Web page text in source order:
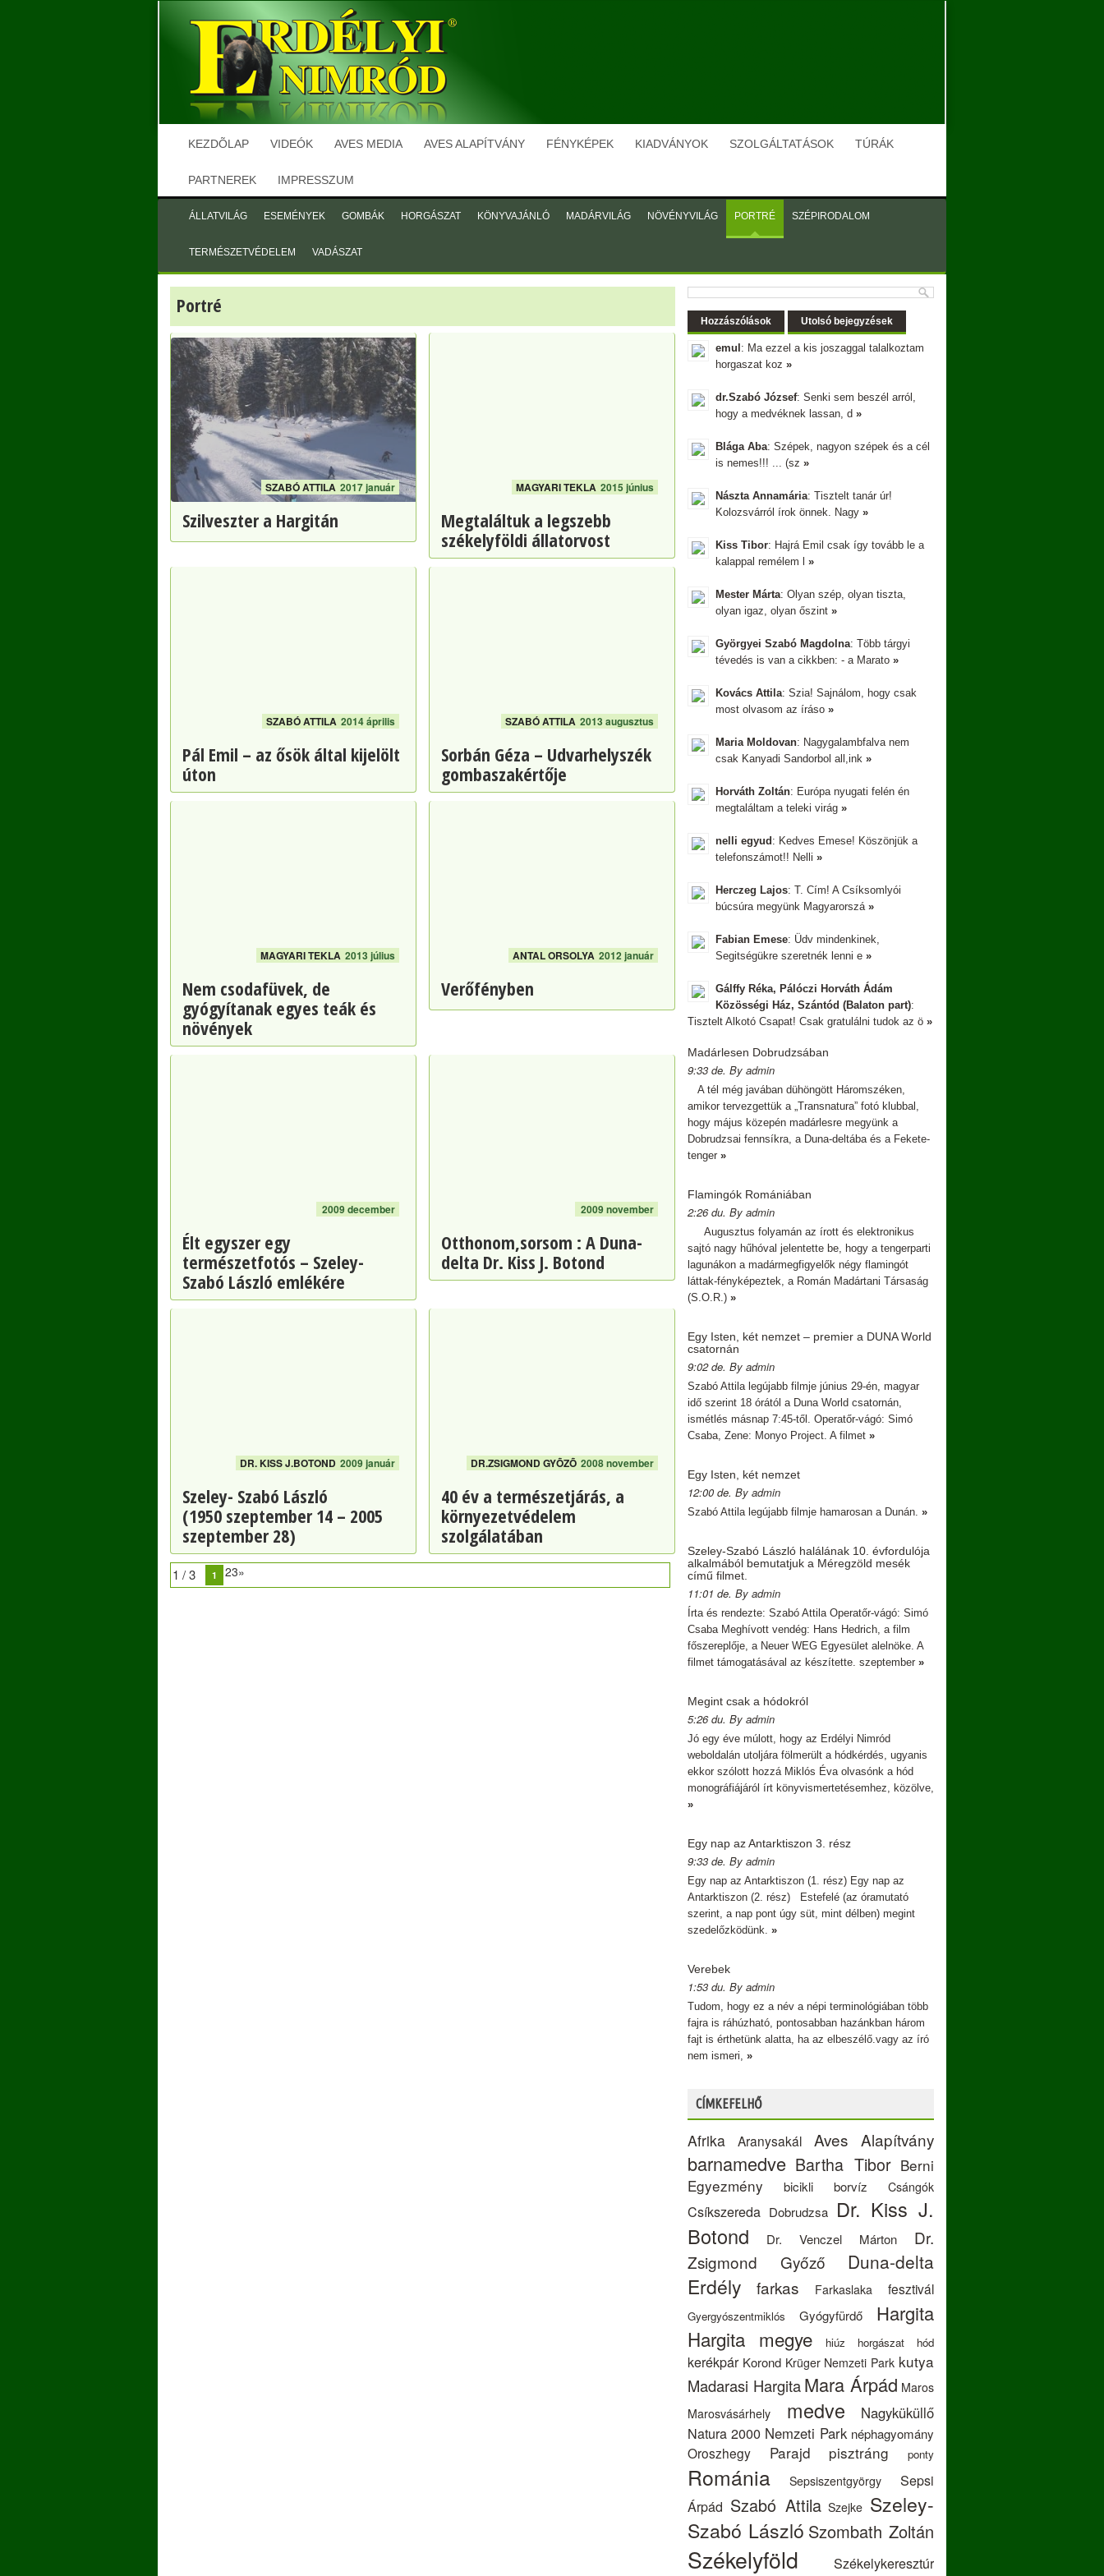
KEZDÕLAP VIDEÓK AVES MEDIA AVES ALAPÍTVÁNY FÉNYKÉPEK KIADVÁNYOK SZOLGÁLTATÁSOK TÚRÁK
PARTNEREK IMPRESSZUM
ÁLLATVILÁG ESEMÉNYEK GOMBÁK HORGÁSZAT KÖNYVAJÁNLÓ MADÁRVILÁG NÖVÉNYVILÁG PORTRÉ SZÉPIRODALOM
TERMÉSZETVÉDELEM VADÁSZAT
Portré
SZABÓ ATTILA 2017 január
Szilveszter a Hargitán
MAGYARI TEKLA 2015 június
Megtaláltuk a legszebb
székelyföldi állatorvost
SZABÓ ATTILA 2014 április
Pál Emil – az ősök által kijelölt
úton
SZABÓ ATTILA 2013 augusztus
Sorbán Géza – Udvarhelyszék
gombaszakértője
MAGYARI TEKLA 2013 július
Nem csodafüvek, de
gyógyítanak egyes teák és
növények
ANTAL ORSOLYA 2012 január
Verőfényben
2009 december
Élt egyszer egy
természetfotós – Szeley-
Szabó László emlékére
2009 november
Otthonom,sorsom : A Duna-
delta Dr. Kiss J. Botond
DR. KISS J.BOTOND 2009 január
Szeley- Szabó László
(1950 szeptember 14 – 2005
szeptember 28)
DR.ZSIGMOND GYÕZÕ 2008 november
40 év a természetjárás, a
környezetvédelem
szolgálatában
1 / 3 1 23»
Hozzászólások Utolsó bejegyzések
emul : Ma ezzel a kis joszaggal talalkoztam
horgaszat koz »
dr.Szabó József: Senki sem beszél arról,
hogy a medvéknek lassan, d »
Blága Aba: Szépek, nagyon szépek és a cél
is nemes!!! ... (sz »
Nászta Annamária: Tisztelt tanár úr!
Kolozsvárról írok önnek. Nagy »
Kiss Tibor: Hajrá Emil csak így tovább le a
kalappal remélem l »
Mester Márta: Olyan szép, olyan tiszta,
olyan igaz, olyan őszint »
Györgyei Szabó Magdolna: Több tárgyi
tévedés is van a cikkben: - a Marato »
Kovács Attila: Szia! Sajnálom, hogy csak
most olvasom az íráso »
Maria Moldovan: Nagygalambfalva nem
csak Kanyadi Sandorbol all,ink »
Horváth Zoltán: Európa nyugati felén én
megtaláltam a teleki virág »
nelli egyud : Kedves Emese! Köszönjük a
telefonszámot!! Nelli »
Herczeg Lajos: T. Cím! A Csíksomlyói
búcsúra megyünk Magyarorszá »
Fabian Emese: Üdv mindenkinek,
Segitségükre szeretnék lenni e »
Gálffy Réka, Pálóczi Horváth Ádám
Közösségi Ház, Szántód (Balaton part):
Tisztelt Alkotó Csapat! Csak gratulálni tudok az ö »
Madárlesen Dobrudzsában
9:33 de. By admin
A tél még javában dühöngött Háromszéken,
amikor tervezgettük a „Transnatura” fotó klubbal,
hogy május közepén madárlesre megyünk a
Dobrudzsai fennsíkra, a Duna-deltába és a Fekete-
tenger »
Flamingók Romániában
2:26 du. By admin
Augusztus folyamán az írott és elektronikus
sajtó nagy hűhóval jelentette be, hogy a tengerparti
lagunákon a madármegfigyelők négy flamingót
láttak-fényképeztek, a Román Madártani Társaság
(S.O.R.) »
Egy Isten, két nemzet – premier a DUNA World
csatornán
9:02 de. By admin
Szabó Attila legújabb filmje június 29-én, magyar
idő szerint 18 órától a Duna World csatornán,
ismétlés másnap 7:45-től. Operatőr-vágó: Simó
Csaba, Zene: Monyo Project. A filmet »
Egy Isten, két nemzet
12:00 de. By admin
Szabó Attila legújabb filmje hamarosan a Dunán. »
Szeley-Szabó László halálának 10. évfordulója
alkalmából bemutatjuk a Méregzöld mesék
című filmet.
11:01 de. By admin
Írta és rendezte: Szabó Attila Operatőr-vágó: Simó
Csaba Meghívott vendég: Hans Hedrich, a film
főszereplője, a Neuer WEG Egyesület alelnöke. A
filmet támogatásával az készítette. szeptember »
Megint csak a hódokról
5:26 du. By admin
Jó egy éve múlott, hogy az Erdélyi Nimród
weboldalán utoljára fölmerült a hódkérdés, ugyanis
ekkor szólott hozzá Miklós Éva olvasónk a hód
monográfiájáról írt könyvismertetésemhez, közölve,
»
Egy nap az Antarktiszon 3. rész
9:33 de. By admin
Egy nap az Antarktiszon (1. rész) Egy nap az
Antarktiszon (2. rész) Estefelé (az óramutató
szerint, a nap pont úgy süt, mint délben) megint
szedelőzködünk. »
Verebek
1:53 du. By admin
Tudom, hogy ez a név a népi terminológiában több
fajra is ráhúzható, pontosabban hazánkban három
fajt is érthetünk alatta, ha az elbeszélő.vagy az író
nem ismeri, »
CÍMKEFELHŐ
Afrika Aranysakál Aves Alapítvány
barnamedve Bartha Tibor Berni
Egyezmény
bicikli borvíz Csángók
Csíkszereda Dobrudzsa Dr. Kiss J.
Botond
Dr. Venczel Már­ton
Dr.
Zsigmond Győző
Duna-delta
Erdély farkas Farkaslaka fesztivál
Gyergyószentmiklós Gyógyfürdő Hargita
Hargita megye hiúz horgászat hód
kerékpár Korond Krüger Nemzeti Park kutya
Madarasi Hargita Mara Árpád Maros
Marosvásárhely
medve
Nagyküküllő
Natura 2000 Nemzeti Park néphagyomány
Oroszhegy Parajd pisztráng ponty
Románia Sepsiszentgyörgy
Sepsi
Árpád Szabó Attila Szejke Szeley-
Szabó László Szombath Zoltán
Székelyföld Székelykeresztúr